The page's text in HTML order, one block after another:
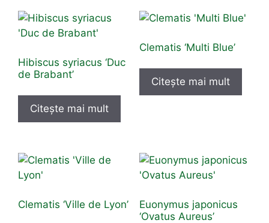
Hibiscus syriacus ‘Duc
de Brabant’
Citește mai mult
Clematis ‘Multi Blue’
Citește mai mult
Clematis ‘Ville de Lyon’
Euonymus japonicus
‘Ovatus Aureus’